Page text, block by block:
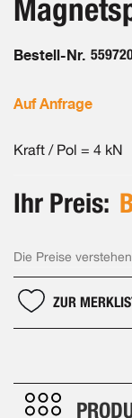
springen
Bestell-Nr.
Auf Anfrage
Kraft / Pol = 4 kN
Ihr Preis:
Die Preise
ZUR